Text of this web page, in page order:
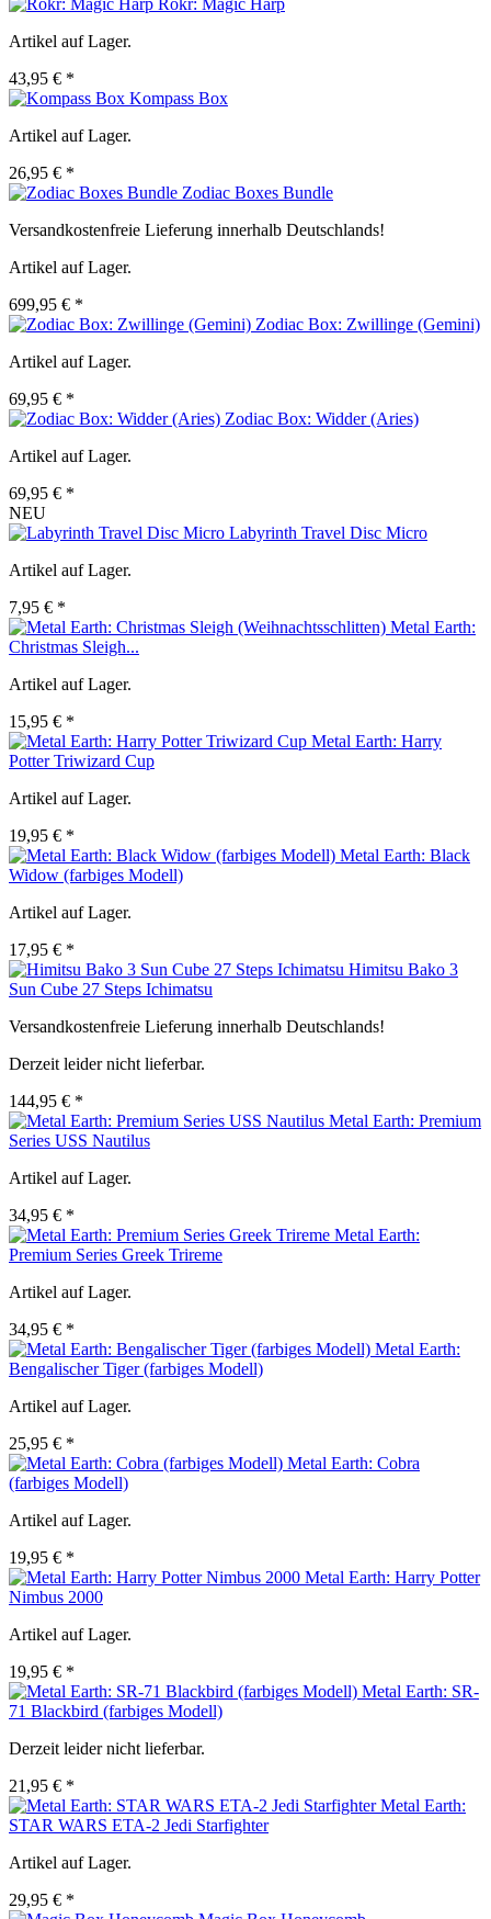
Rokr: Magic Harp
Artikel auf Lager.
43,95 € *
Kompass Box
Artikel auf Lager.
26,95 € *
Zodiac Boxes Bundle
Versandkostenfreie Lieferung innerhalb Deutschlands!
Artikel auf Lager.
699,95 € *
Zodiac Box: Zwillinge (Gemini)
Artikel auf Lager.
69,95 € *
Zodiac Box: Widder (Aries)
Artikel auf Lager.
69,95 € *
NEU
Labyrinth Travel Disc Micro
Artikel auf Lager.
7,95 € *
Metal Earth:
Christmas Sleigh...
Artikel auf Lager.
15,95 € *
Metal Earth: Harry
Potter Triwizard Cup
Artikel auf Lager.
19,95 € *
Metal Earth: Black
Widow (farbiges Modell)
Artikel auf Lager.
17,95 € *
Himitsu Bako 3
Sun Cube 27 Steps Ichimatsu
Versandkostenfreie Lieferung innerhalb Deutschlands!
Derzeit leider nicht lieferbar.
144,95 € *
Metal Earth: Premium
Series USS Nautilus
Artikel auf Lager.
34,95 € *
Metal Earth:
Premium Series Greek Trireme
Artikel auf Lager.
34,95 € *
Metal Earth:
Bengalischer Tiger (farbiges Modell)
Artikel auf Lager.
25,95 € *
Metal Earth: Cobra
(farbiges Modell)
Artikel auf Lager.
19,95 € *
Metal Earth: Harry Potter
Nimbus 2000
Artikel auf Lager.
19,95 € *
Metal Earth: SR-
71 Blackbird (farbiges Modell)
Derzeit leider nicht lieferbar.
21,95 € *
Metal Earth:
STAR WARS ETA-2 Jedi Starfighter
Artikel auf Lager.
29,95 € *